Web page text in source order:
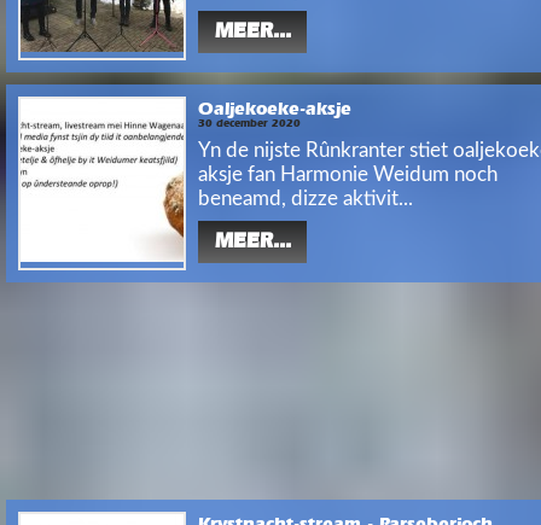
MEER...
Oaljekoeke-aksje
30 december 2020
Yn de nijste Rûnkranter stiet
aksje fan Harmonie Weidum noch
beneamd, dizze aktivit...
MEER...